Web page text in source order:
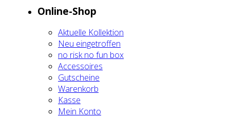
Online-Shop
Aktu­el­le Kol­lek­ti­on
Neu ein­ge­trof­fen
no risk no fun box
Acces­soires
Gut­schei­ne
Waren­korb
Kas­se
Mein Kon­to